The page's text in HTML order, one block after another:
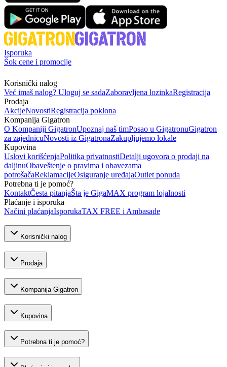
Isporuka
Šok cene i promocije
Korisnički nalog
Već imaš nalog? Uloguj se sadaZaboravljena lozinkaRegistracija
Prodaja
AkcijeNovostiRegistracija poklona
Kompanija Gigatron
O Kompaniji GigatronUpoznaj naš timPosao u GigatronuGigatron
za zajednicuNovosti iz GigatronaZakupljujemo lokale
Kupovina
Uslovi korišćenjaPolitika privatnostiDetalji ugovora o prodaji na
daljinuObaveštenje o pravima i obavezama
potrošačaReklamacijeOsiguranje uređajaOutlet ponuda
Potrebna ti je pomoć?
KontaktČesta pitanjaŠta je GigaMAX program lojalnosti
Plaćanje i isporuka
Načini plaćanjaIsporukaTAX FREE i Ambasade
Korisnički nalog
Prodaja
Kompanija Gigatron
Kupovina
Potrebna ti je pomoć?